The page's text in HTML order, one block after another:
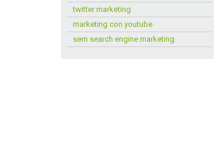
twitter marketing
marketing con youtube
sem search engine marketing